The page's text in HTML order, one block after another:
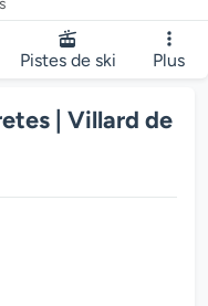
Pistes de ski Plus
| Villard de